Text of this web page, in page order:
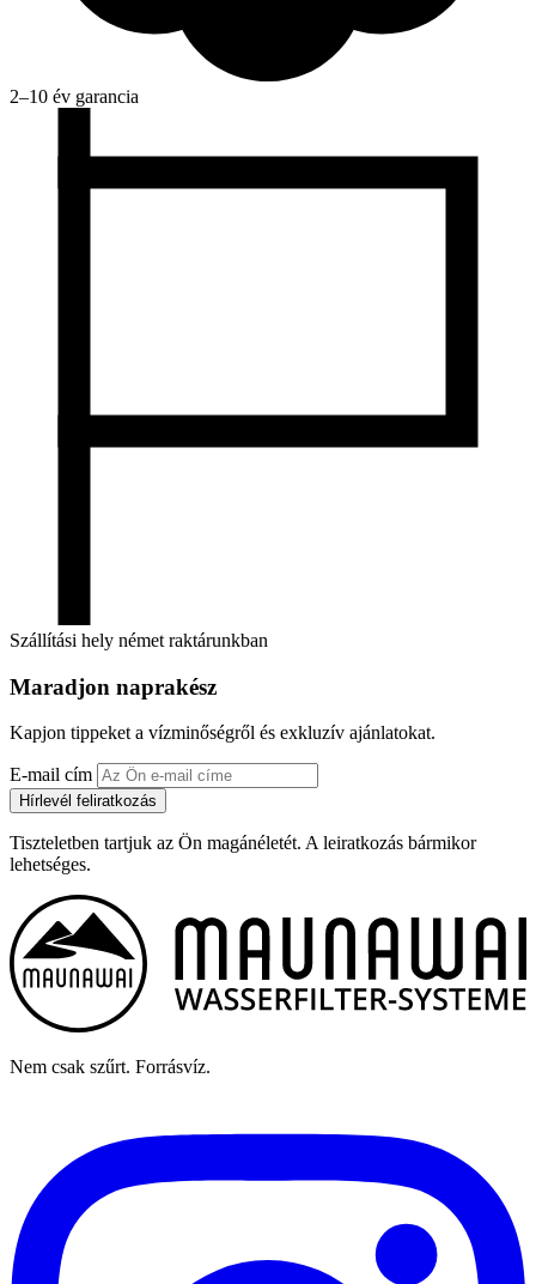
2–10 év garancia
Szállítási hely német raktárunkban
Maradjon naprakész
Kapjon tippeket a vízminőségről és exkluzív ajánlatokat.
E-mail cím
Hírlevél feliratkozás
Tiszteletben tartjuk az Ön magánéletét. A leiratkozás bármikor
lehetséges.
Nem csak szűrt. Forrásvíz.